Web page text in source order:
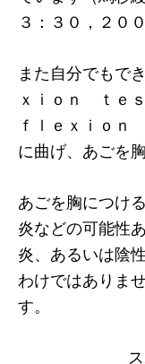
３：３０，２０
また自分でもで
ｘｉｏｎ ｔｅ
ｆｌｅｘｉｏｎ
に曲げ、あごを
あごを胸につけ
炎などの可能性
炎、あるいは陰
わけではありま
す。